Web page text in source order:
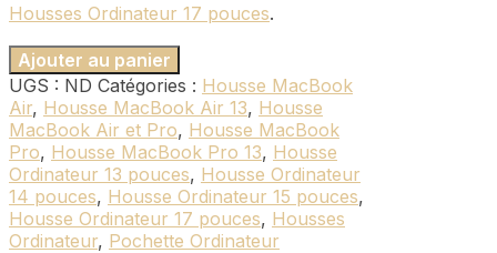
Housses Ordinateur 17 pouces.
Ajouter au panier
UGS : ND Catégories : Housse MacBook
Air, Housse MacBook Air 13, Housse
MacBook Air et Pro, Housse MacBook
Pro, Housse MacBook Pro 13, Housse
Ordinateur 13 pouces, Housse Ordinateur
14 pouces, Housse Ordinateur 15 pouces,
Housse Ordinateur 17 pouces, Housses
Ordinateur, Pochette Ordinateur